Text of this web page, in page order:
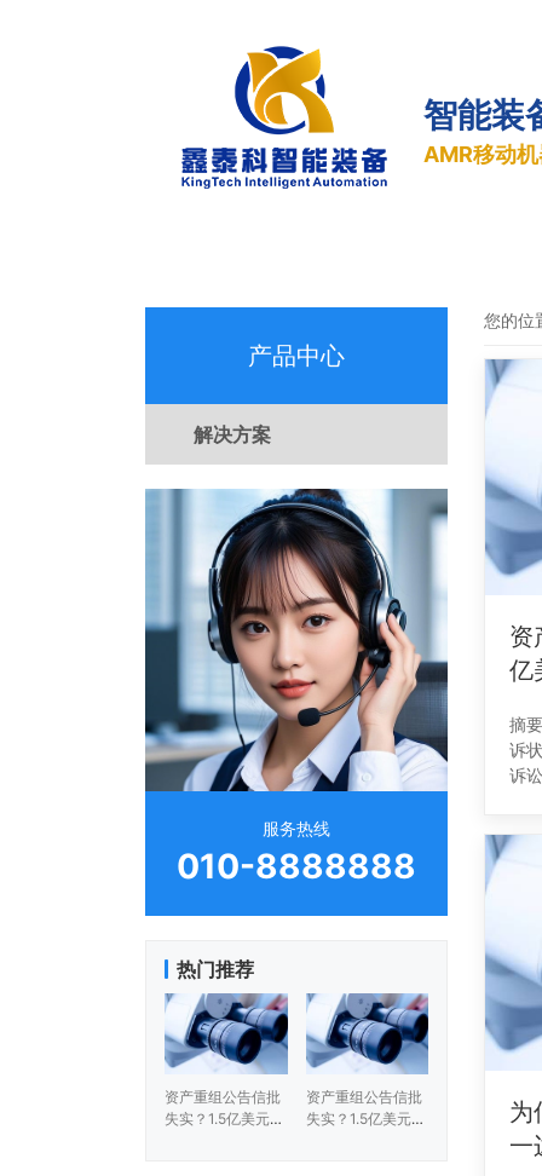
智能装
AMR移动
您的位
资
亿
摘
诉
诉
称
为
一
产品中心
解决方案
服务热线
010-8888888
热门推荐
资产重组公告信批
失实？1.5亿美元诉
资产重组公告信批
失实？1.5亿美元诉